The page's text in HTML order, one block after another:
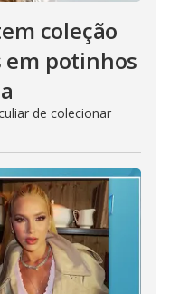
coleção
potinhos
de colecionar